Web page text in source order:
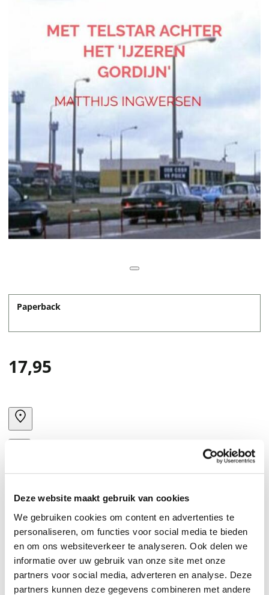
Deze website maakt gebruik van cookies
We gebruiken cookies om content en advertenties te
personaliseren, om functies voor social media te bieden
en om ons websiteverkeer te analyseren. Ook delen we
informatie over uw gebruik van onze site met onze
partners voor social media, adverteren en analyse. Deze
partners kunnen deze gegevens combineren met andere
Paperback
17,95
HOE TELSTAR OMSINGELD WERD DOOR DE
OOSTDUITSE M.E. In verband met 750 jaar viering
Berlijn is er een uitwisselingsprogramma door de
Deutsche Demokratische Republiek georganiseerd.